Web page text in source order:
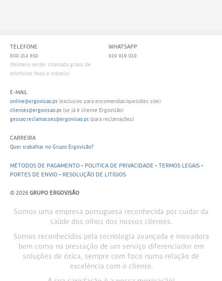
TELEFONE
800 214 850
(Número verde: chamada grátis de
telefones fixos e móveis)
WHATSAPP
919 919 019
E-MAIL
online@ergovisao.pt (exclusivo para encomendas/questões site)
clientes@ergovisao.pt (se já é cliente Ergovisão)
gestao.reclamacoes@ergovisao.pt (para reclamações)
CARREIRA
Quer trabalhar no Grupo Ergovisão?
MÉTODOS DE PAGAMENTO - POLITICA DE PRIVACIDADE - TERMOS LEGAIS -
PORTES DE ENVIO - RESOLUÇÃO DE LITÍGIOS
© 2026 GRUPO ERGOVISÃO
Somos uma empresa portuguesa reconhecida por cuidar da
saúde dos olhos dos nossos clientes.
Somos reconhecidos pela tecnologia avançada e inovadora
bem como na prestação de um serviço diferenciador em
soluções de ótica, sempre com foco numa relação de
excelência com o cliente.